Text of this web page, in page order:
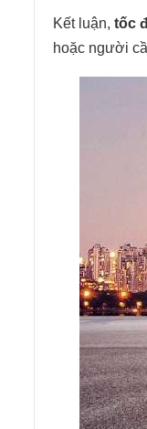
Kết luận,tốc
hoặc người